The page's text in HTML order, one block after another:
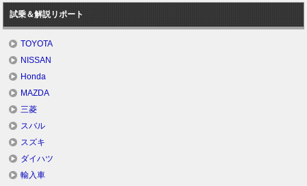
試乗＆解説リポート
TOYOTA
NISSAN
Honda
MAZDA
三菱
スバル
スズキ
ダイハツ
輸入車